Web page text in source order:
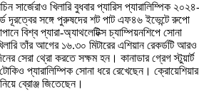
সার্জেরাও খিলারি বুধবার প্যারিস প্যারালিম্পিক
দূরত্বের সঙ্গে পুরুষদের শট পাট এফ৪৬ ইভেন্টে রুপো
বিশ্ব প্যারা-অ্যাথলেটিক্স চ্যাম্পিয়নশিপে সোনা
তাঁর আগের ১৬.৩০ মিটারের এশিয়ান রেকর্ডটি আরও
সেরা থ্রো করতে সক্ষম হন। কানাডার গ্রেগ স্টুয়ার্ট
প্যারালিম্পিক সোনা ধরে রেখেছেন। ক্রোয়েশিয়ার
ব্রোঞ্জ জিতেছেন।